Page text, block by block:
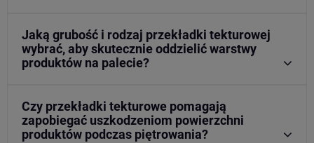
Jaką grubość i rodzaj przekładki tekturowej
wybrać, aby skutecznie oddzielić warstwy
produktów na palecie?
Czy przekładki tekturowe pomagają
zapobiegać uszkodzeniom powierzchni
produktów podczas piętrowania?